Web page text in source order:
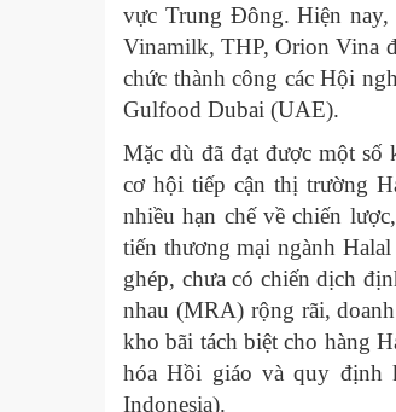
vực Trung Đông. Hiện
Vinamilk, THP, Orion Vina
chức thành công các Hội
Gulfood Dubai (UAE).
Mặc dù đã đạt được một số
cơ hội tiếp cận thị trường
nhiều hạn chế về chiến
tiến thương mại ngành
ghép, chưa có chiến dịch
nhau (MRA) rộng rãi,
kho bãi tách biệt cho hàng
hóa Hồi giáo và quy định
Indonesia).